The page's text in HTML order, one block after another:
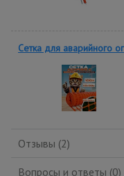
Сетка для аварийного
Отзывы (2)
Вопросы и ответы (0)